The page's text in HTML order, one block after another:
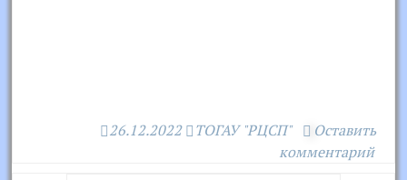
26.12.2022 ТОГАУ "РЦСП"
Оставить
комментарий